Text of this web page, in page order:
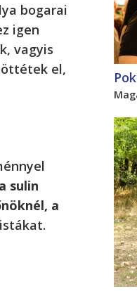
bogarai
igen
vagyis
el,
sulin
a